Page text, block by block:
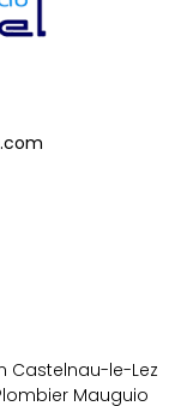
Castelnau-le-Lez
Mauguio